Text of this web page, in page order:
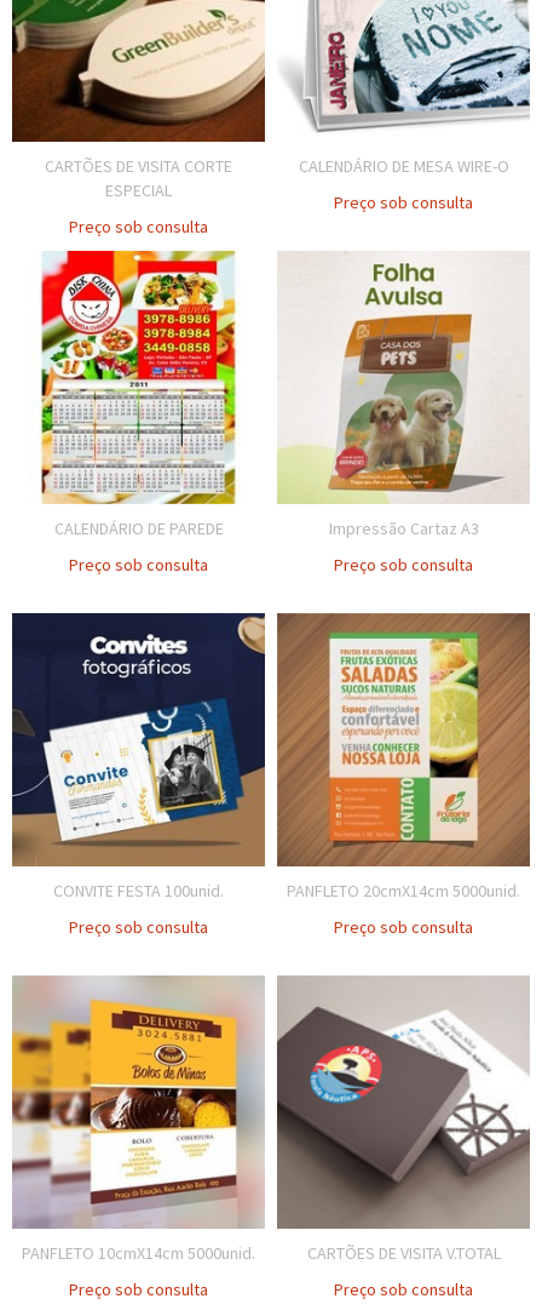
CARTÕES DE VISITA CORTE
ESPECIAL
Preço sob consulta
CALENDÁRIO DE MESA WIRE-O
Preço sob consulta
CALENDÁRIO DE PAREDE
Preço sob consulta
Impressão Cartaz A3
Preço sob consulta
CONVITE FESTA 100unid.
Preço sob consulta
PANFLETO 20cmX14cm 5000unid.
Preço sob consulta
PANFLETO 10cmX14cm 5000unid.
Preço sob consulta
CARTÕES DE VISITA V.TOTAL
Preço sob consulta